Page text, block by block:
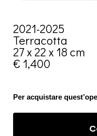
2021-2025
Terracotta
27 x 22 x 18 cm
€ 1,400
Per acquistare